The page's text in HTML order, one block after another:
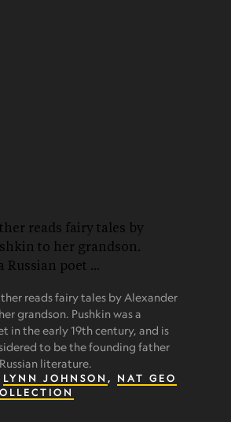
reads fairy tales by Alexander
grandson. Pushkin was a
in the early 19th century, and is
to be the founding father
literature.
LYNN JOHNSON , NAT GEO